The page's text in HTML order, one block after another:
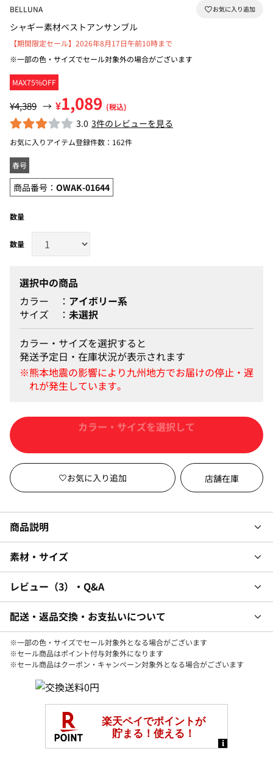
BELLUNA
シャギー素材ベストアンサンブル
MAX75%OFF
【期間限定セール】2026年8月17日午前10時まで
※一部の色・サイズでセール対象外の場合がございます
¥4,389 → ¥1,089 (税込)
3.0 3件のレビューを見る
お気に入りアイテム登録件数： 162件
春号
商品番号： OWAK-01644
数量
選択中の商品
カラー
アイボリー系
サイズ
未選択
カラー・サイズを選択すると
発送予定日・在庫状況が表示されます
カートに入れる
店舗在庫
商品説明
素材・サイズ
レビュー 3 ・Q&A
配送・返品交換・お支払いについて
※一部の色・サイズでセール対象外となる場合がございます
※セール商品はポイント付与対象外になります
※セール商品はクーポン・キャンペーン対象外となる場合がございます